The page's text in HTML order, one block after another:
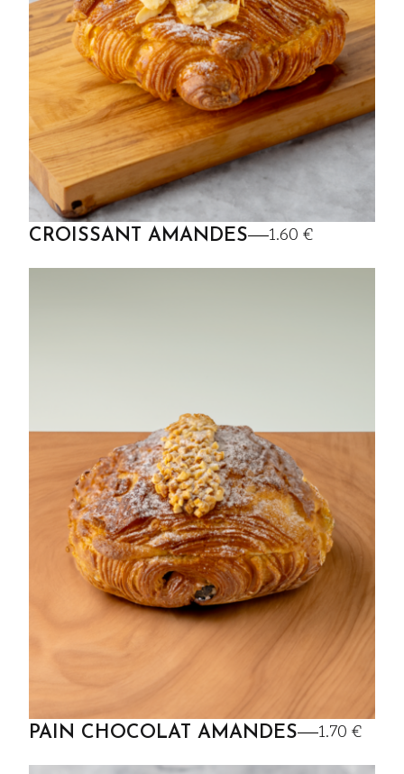
CROISSANT AMANDES 1.60 €
PAIN CHOCOLAT AMANDES 1.70 €